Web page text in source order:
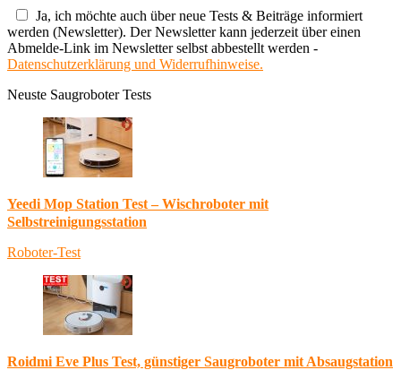
Ja, ich möchte auch über neue Tests & Beiträge informiert
werden (Newsletter). Der Newsletter kann jederzeit über einen
Abmelde-Link im Newsletter selbst abbestellt werden -
Datenschutzerklärung und Widerrufhinweise.
Neuste Saugroboter Tests
Yeedi Mop Station Test – Wischroboter mit
Selbstreinigungsstation
Roboter-Test
Roidmi Eve Plus Test, günstiger Saugroboter mit Absaugstation